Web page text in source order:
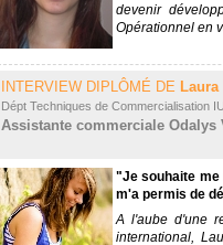
devenir
Opérationnel en
INTERVIEW DIPLÔMÉ DE Laura
Dépt Techniques de Commercialisation
Assistante commerciale Odalys
"Je souhaite
m'a permis de
A l'aube d'une
international,